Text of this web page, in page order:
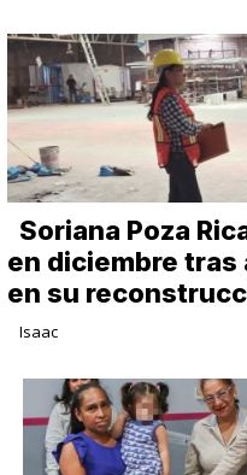
Soriana Poza
en diciembre tras
en su
Isaac